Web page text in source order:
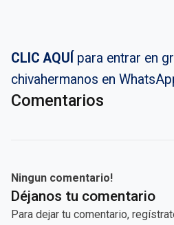
CLIC AQUÍ para entrar en
chivahermanos en
Comentarios
Ningun comentario!
Déjanos tu comentario
Para dejar tu comentario,